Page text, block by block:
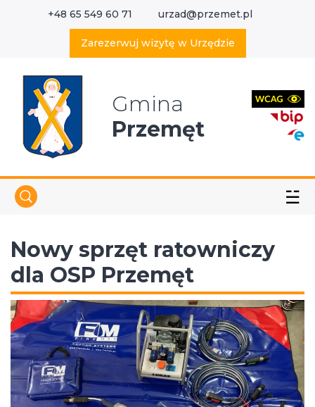
+48 65 549 60 71 urzad@przemet.pl
Zarezerwuj wizytę w Urzędzie
Gmina
Przemęt
☱
Nowy sprzęt ratowniczy
dla OSP Przemęt
Wyszukaj w serwisie